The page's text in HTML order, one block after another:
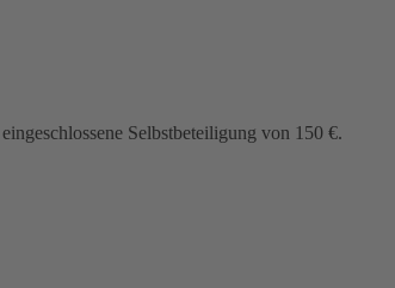
Selbstbeteiligung von 150 €.